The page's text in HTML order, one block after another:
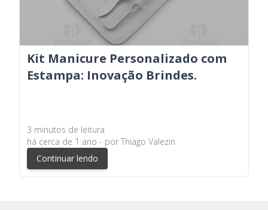
Kit Manicure Personalizado com
Estampa: Inovação Brindes.
3 minutos de leitura
há cerca de 1 ano - por Thiago Valezin
Continuar lendo